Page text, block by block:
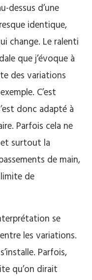
dessus d’une
identique,
change. Le ralenti
que j’évoque à
des variations
C’est
donc adapté à
Parfois cela ne
et surtout la
de main,
de
se
les variations.
Parfois,
qu’on dirait